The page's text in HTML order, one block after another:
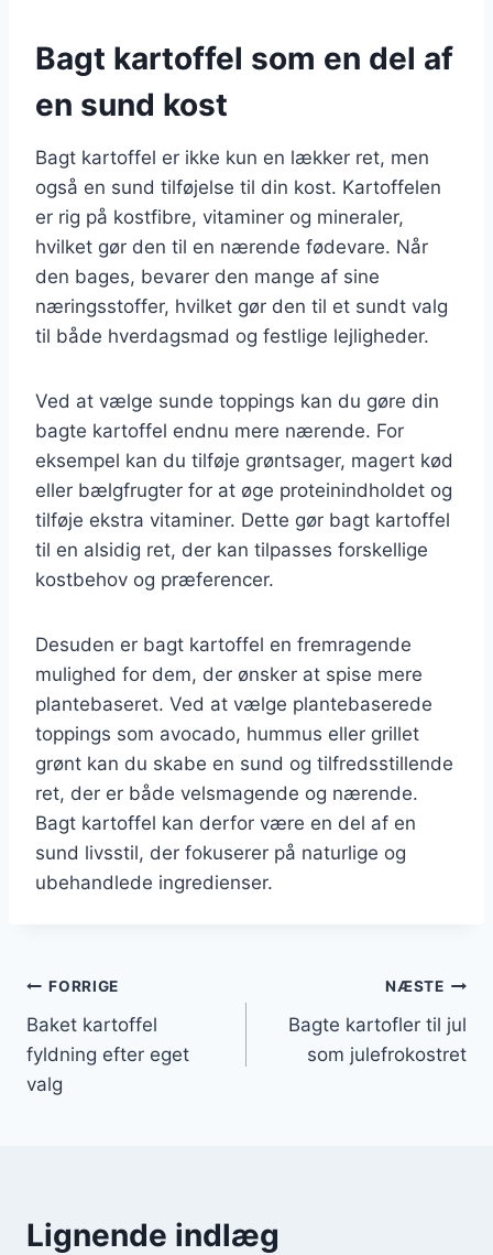
Bagt kartoffel som en del af
en sund kost
Bagt kartoffel er ikke kun en lækker ret, men
også en sund tilføjelse til din kost. Kartoffelen
er rig på kostfibre, vitaminer og mineraler,
hvilket gør den til en nærende fødevare. Når
den bages, bevarer den mange af sine
næringsstoffer, hvilket gør den til et sundt valg
til både hverdagsmad og festlige lejligheder.
Ved at vælge sunde toppings kan du gøre din
bagte kartoffel endnu mere nærende. For
eksempel kan du tilføje grøntsager, magert kød
eller bælgfrugter for at øge proteinindholdet og
tilføje ekstra vitaminer. Dette gør bagt kartoffel
til en alsidig ret, der kan tilpasses forskellige
kostbehov og præferencer.
Desuden er bagt kartoffel en fremragende
mulighed for dem, der ønsker at spise mere
plantebaseret. Ved at vælge plantebaserede
toppings som avocado, hummus eller grillet
grønt kan du skabe en sund og tilfredsstillende
ret, der er både velsmagende og nærende.
Bagt kartoffel kan derfor være en del af en
sund livsstil, der fokuserer på naturlige og
ubehandlede ingredienser.
Indlægsnavigation
FORRIGE
Baket kartoffel
fyldning efter eget
valg
NÆSTE
Bagte kartofler til jul
som julefrokostret
Lignende indlæg